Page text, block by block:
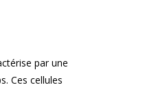
par une
Ces cellules